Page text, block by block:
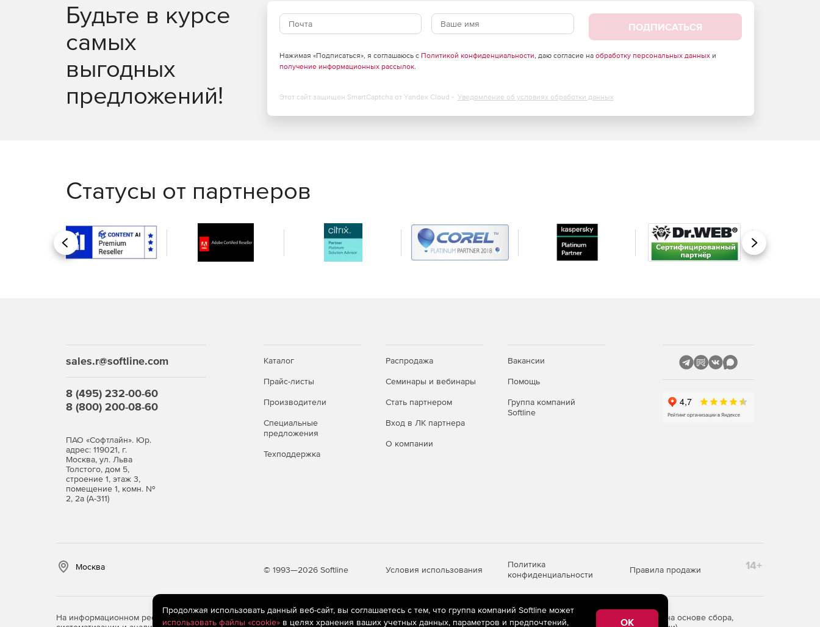
Будьте в курсе
самых
выгодных
предложений!
ПОДПИСАТЬСЯ
Нажимая «Подписаться», я соглашаюсь с Политикой конфиденциальности, даю согласие на обработку персональных данныхи
получение информационных рассылок.
Этот сайт защищен SmartCaptcha от Yandex Cloud - Уведомление об условиях обработки данных
Статусы от партнеров
Назад Вперед
sales.r@softline.com
8 (495) 232-00-60
8 (800) 200-08-60
ПАО «Софтлайн». Юр.
адрес: 119021, г.
Москва, ул. Льва
Толстого, дом 5,
строение 1, этаж 3,
помещение 1, комн. №
2, 2а (А-311)
Каталог
Прайс-листы
Производители
Специальные
предложения
Техподдержка
Распродажа
Семинары и вебинары
Стать партнером
Вход в ЛК партнера
О компании
Вакансии
Помощь
Группа компаний
Softline
Москва © 1993—2026 Softline Условия использования
Политика
конфиденциальности
Правила продажи 14+
На информационном ресурсе store.softline.ru применяются рекомендательные технологии
(информационные технологии предоставления информации на основе сбора,
Продолжая использовать данный веб-сайт, вы соглашаетесь с тем, что группа компаний Softline может
использовать файлы «cookie»в целях хранения ваших учетных данных, параметров и предпочтений, OK